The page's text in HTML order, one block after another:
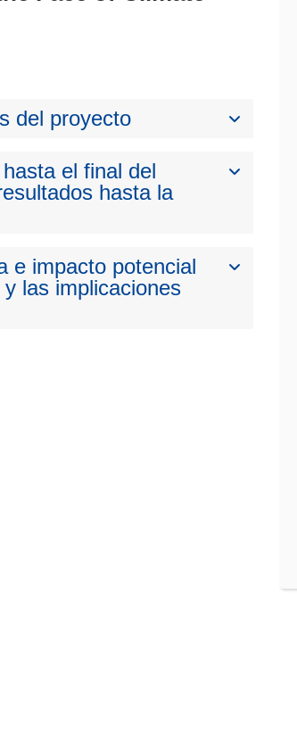
del proyecto
el final del
hasta la
e impacto potencial
las implicaciones